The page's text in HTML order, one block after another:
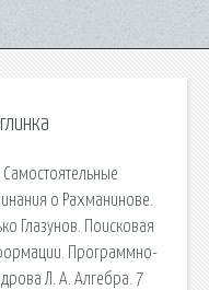
о Рахманинове.
Глазунов. Поисковая
Программно-
Л. А. Алгебра. 7